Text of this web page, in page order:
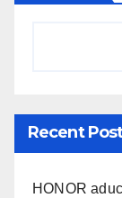
Recent
HONOR